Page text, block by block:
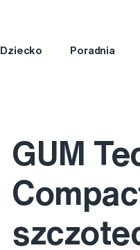
Dziecko Poradnia
GUM